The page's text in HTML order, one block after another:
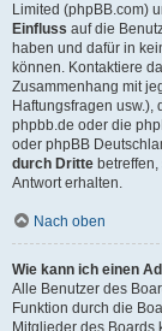
Limited (phpBB.com)
Einfluss auf die
haben und dafür in
können. Kontaktiere
Zusammenhang mit
Haftungsfragen usw.),
phpbb.de oder die
oder phpBB
durch Dritte
Antwort erhalten.
Nach oben
Wie kann ich einen
Alle Benutzer des
Funktion durch die
Mitglieder des Boards